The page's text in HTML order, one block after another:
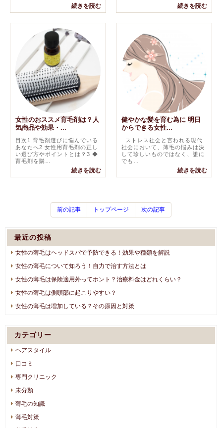
続きを読む 続きを読む
女性のおススメ育毛剤は？人
気商品や効果・...
目次1 育毛剤選びに悩んでいる
あなたへ2 女性用育毛剤の正し
い選び方やポイントとは？3 ◆
育毛剤を購…
続きを読む
健やかな髪を育む為に 明日
からできる女性...
ストレス社会と言われる現代
社会において、薄毛の悩みは決
して珍しいものではなく、誰に
でも…
続きを読む
前の記事 トップページ 次の記事
最近の投稿
女性の薄毛はヘッドスパで予防できる！効果や種類を解説
女性の薄毛について知ろう！自力で治す方法とは
女性の薄毛は保険適用外ってホント？治療料金はどれくらい？
女性の薄毛は側頭部に起こりやすい？
女性の薄毛は増加している？その原因と対策
カテゴリー
ヘアスタイル
口コミ
専門クリニック
未分類
薄毛の知識
薄毛対策